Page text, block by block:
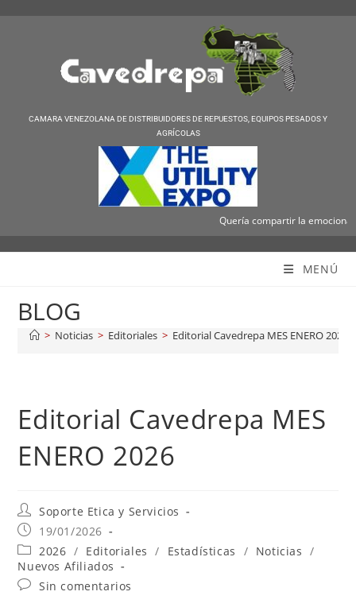
CAMARA VENEZOLANA DE DISTRIBUIDORES DE REPUESTOS, EQUIPOS PESADOS Y
AGRÍCOLAS
Quería compartir la
MENÚ
BLOG
> Noticias > Editoriales > Editorial Cavedrepa MES ENERO 2026
Editorial Cavedrepa MES
ENERO 2026
Soporte Etica y Servicios
19/01/2026
2026 / Editoriales / Estadísticas / Noticias /
Nuevos Afiliados
Sin comentarios